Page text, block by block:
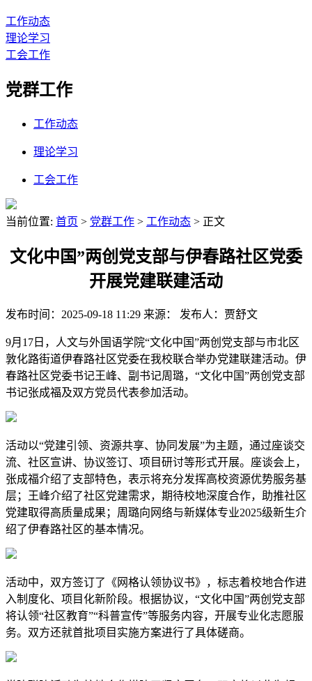
工作动态
理论学习
工会工作
党群工作
工作动态
理论学习
工会工作
当前位置: 首页 > 党群工作 > 工作动态 > 正文
文化中国”两创党支部与伊春路社区党委
开展党建联建活动
发布时间：2025-09-18 11:29 来源： 发布人：贾舒文
9月17日，人文与外国语学院“文化中国”两创党支部与市北区
敦化路街道伊春路社区党委在我校联合举办党建联建活动。伊
春路社区党委书记王峰、副书记周璐，“文化中国”两创党支部
书记张成福及双方党员代表参加活动。
活动以“党建引领、资源共享、协同发展”为主题，通过座谈交
流、社区宣讲、协议签订、项目研讨等形式开展。座谈会上，
张成福介绍了支部特色，表示将充分发挥高校资源优势服务基
层；王峰介绍了社区党建需求，期待校地深度合作，助推社区
党建取得高质量成果；周璐向网络与新媒体专业2025级新生介
绍了伊春路社区的基本情况。
活动中，双方签订了《网格认领协议书》，标志着校地合作进
入制度化、项目化新阶段。根据协议，“文化中国”两创党支部
将认领“社区教育”“科普宣传”等服务内容，开展专业化志愿服
务。双方还就首批项目实施方案进行了具体磋商。